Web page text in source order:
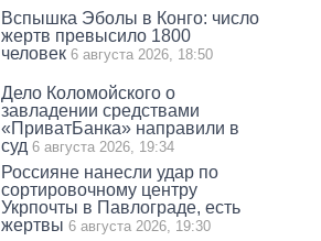
Вспышка Эболы в Конго: число
жертв превысило 1800
человек 6 августа 2026, 18:50
Дело Коломойского о
завладении средствами
«ПриватБанка» направили в
суд 6 августа 2026, 19:34
Россияне нанесли удар по
сортировочному центру
Укрпочты в Павлограде, есть
жертвы 6 августа 2026, 19:30